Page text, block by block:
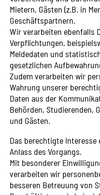
Mietern, Gästen (z.B. in
Geschäftspartnern.
Wir verarbeiten ebenfalls
Verpflichtungen,
Meldedaten und
gesetzlichen
Zudem verarbeiten wir
Wahrung unserer
Daten aus der
Behörden, Studierenden,
und Gästen.
Das berechtigte
Anlass des Vorgangs.
Mit besonderer
verarbeiten wir
besseren Betreuung von